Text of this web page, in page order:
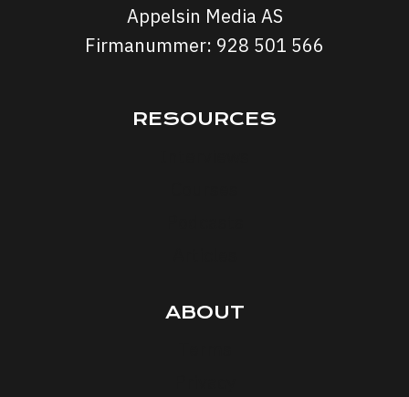
Appelsin Media AS
Firmanummer: 928 501 566
RESOURCES
ABOUT